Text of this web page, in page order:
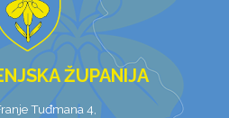
ŽUPANIJA
Tuđmana 4,